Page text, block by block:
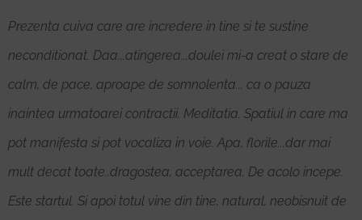
Prezenta cuiva care are incredere in tine si te sustine
neconditionat. Daa...atingerea...doulei mi-a creat o stare de
calm, de pace, aproape de somnolenta... ca o pauza
inaintea urmatoarei contractii. Meditatia. Spatiul in care ma
pot manifesta si pot vocaliza in voie. Apa, florile...dar mai
mult decat toate..dragostea, acceptarea. De acolo incepe.
Este startul. Si apoi totul vine din tine, natural, neobisnuit de